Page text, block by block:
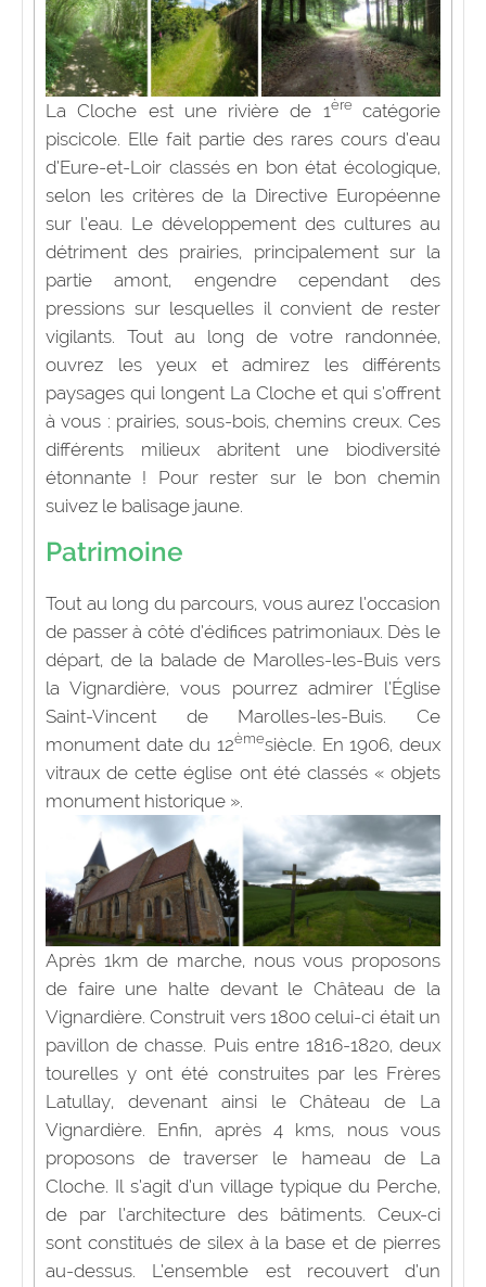
La Cloche est une rivière de 1ère catégorie
piscicole. Elle fait partie des rares cours d’eau
d’Eure-et-Loir classés en bon état écologique,
selon les critères de la Directive Européenne
sur l’eau. Le développement des cultures au
détriment des prairies, principalement sur la
partie amont, engendre cependant des
pressions sur lesquelles il convient de rester
vigilants. Tout au long de votre randonnée,
ouvrez les yeux et admirez les différents
paysages qui longent La Cloche et qui s’offrent
à vous : prairies, sous-bois, chemins creux. Ces
différents milieux abritent une biodiversité
étonnante ! Pour rester sur le bon chemin
suivez le balisage jaune.
Patrimoine
Tout au long du parcours, vous aurez l’occasion
de passer à côté d’édifices patrimoniaux. Dès le
départ, de la balade de Marolles-les-Buis vers
la Vignardière,vous pourrez admirer l’Église
Saint-Vincent de Marolles-les-Buis. Ce
monument date du 12èmesiècle. En 1906, deux
vitraux de cette église ont été classés « objets
monument historique ».
Après 1km de marche, nous vous proposons
de faire une halte devant le Château de la
Vignardière. Construit vers 1800 celui-ci était un
pavillon de chasse. Puis entre 1816-1820, deux
tourelles y ont été construites par les Frères
Latullay, devenant ainsi le Château de La
Vignardière. Enfin, après 4 kms, nous vous
proposons de traverser le hameau de La
Cloche. Il s’agit d’un village typique du Perche,
de par l’architecture des bâtiments. Ceux-ci
sont constitués de silex à la base et de pierres
au-dessus. L’ensemble est recouvert d’un